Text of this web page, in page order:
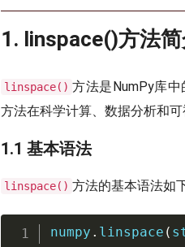
1. linspace()方法
linspace() 方法是NumPy库
方法在科学计算、数据分析和
1.1 基本语法
linspace() 方法的基本语法如
numpy . linspace (